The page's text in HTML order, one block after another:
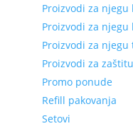
Proizvodi za njegu
Proizvodi za njegu
Proizvodi za njegu
Proizvodi za
Promo ponude
Refill pakovanja
Setovi